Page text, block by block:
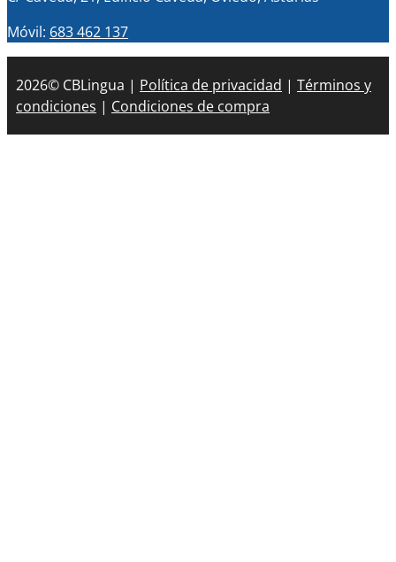
Móvil: 683 462 137
2026© CBLingua | Política de privacidad | Términos y
condiciones | Condiciones de compra